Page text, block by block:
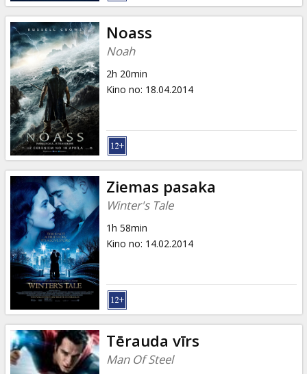
Noass
Noah
2h 20min
Kino no: 18.04.2014
Ziemas pasaka
Winter's Tale
1h 58min
Kino no: 14.02.2014
Tērauda vīrs
Man Of Steel